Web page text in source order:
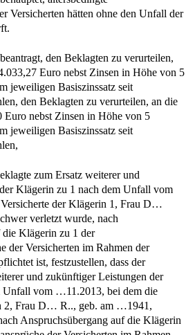
Versicherten hätten ohne den Unfall der
den Beklagten zu verurteilen,
Euro nebst Zinsen in Höhe von 5
jeweiligen Basiszinssatz seit
den Beklagten zu verurteilen, an die
nebst Zinsen in Höhe von 5
jeweiligen Basiszinssatz seit
zum Ersatz weiterer und
Klägerin zu 1 nach dem Unfall vom
der Klägerin 1, Frau D…
verletzt wurde, nach
Klägerin zu 1 der
der Versicherten im Rahmen der
ist, festzustellen, dass der
und zukünftiger Leistungen der
Unfall vom …11.2013, bei dem die
2, Frau D… R.., geb. am …1941,
Anspruchsübergang auf die Klägerin